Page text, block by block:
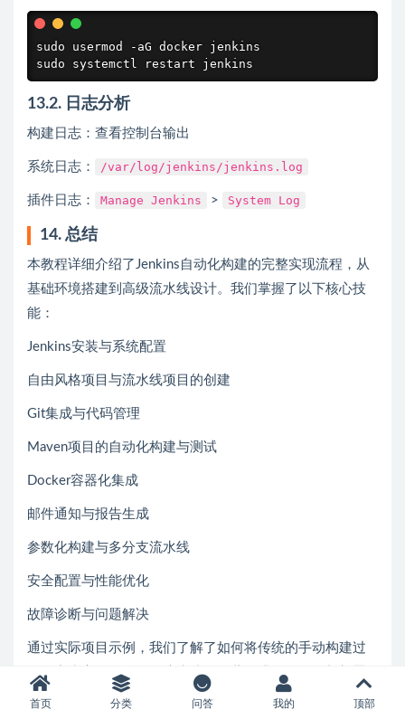
sudo usermod -aG docker jenkins
sudo systemctl restart jenkins
13.2. 日志分析
构建日志：查看控制台输出
系统日志： /var/log/jenkins/jenkins.log
插件日志： Manage Jenkins > System Log
14. 总结
本教程详细介绍了Jenkins自动化构建的完整实现流程，从
基础环境搭建到高级流水线设计。我们掌握了以下核心技
能：
Jenkins安装与系统配置
自由风格项目与流水线项目的创建
Git集成与代码管理
Maven项目的自动化构建与测试
Docker容器化集成
邮件通知与报告生成
参数化构建与多分支流水线
安全配置与性能优化
故障诊断与问题解决
通过实际项目示例，我们了解了如何将传统的手动构建过
程转变为高效的自动化流水线，显著提升软件开发与部署
效率。Jenkins强大的插件生态系统和灵活的流水线语法使
首页 分类 问答 我的 顶部